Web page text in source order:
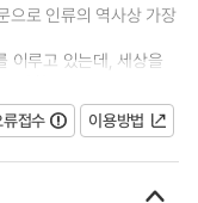
으로 인류의 역사상 가장
이루고 있는데, 세상을
과학...
접수 이용방법